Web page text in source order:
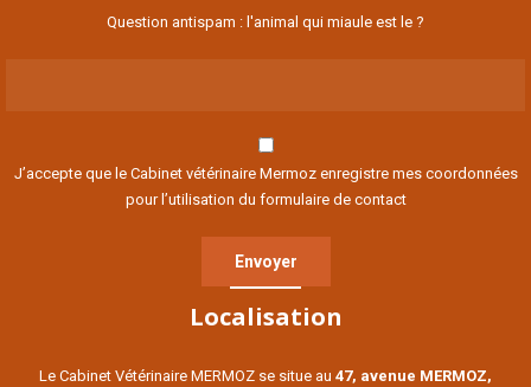
Question antispam : l'animal qui miaule est le ?
J’accepte que le Cabinet vétérinaire Mermoz enregistre mes coordonnées
pour l’utilisation du formulaire de contact
Localisation
Le Cabinet Vétérinaire MERMOZ se situe au 47, avenue MERMOZ,